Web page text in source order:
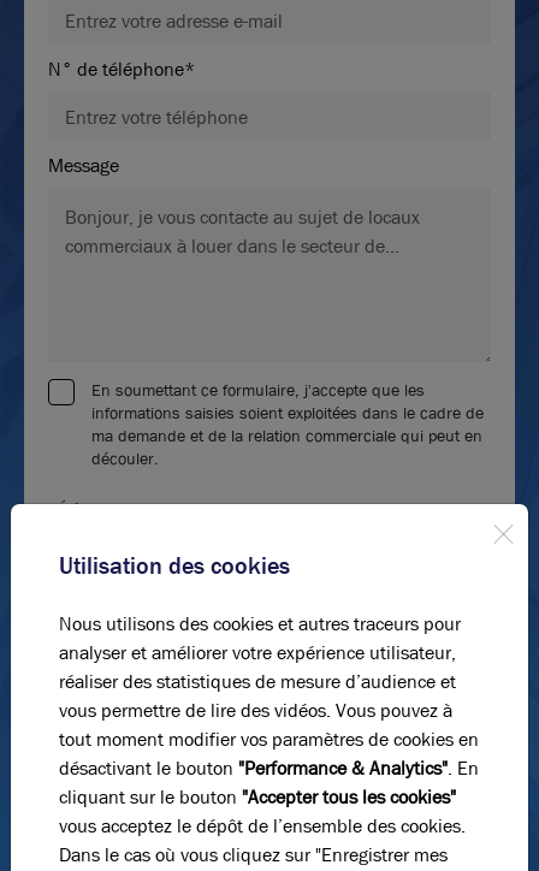
N° de téléphone*
Message
En soumettant ce formulaire, j'accepte que les
informations saisies soient exploitées dans le cadre de
ma demande et de la relation commerciale qui peut en
découler.
*Éléments obligatoires
Utilisation des cookies
Nous utilisons des cookies et autres traceurs pour
analyser et améliorer votre expérience utilisateur,
réaliser des statistiques de mesure d’audience et
vous permettre de lire des vidéos. Vous pouvez à
tout moment modifier vos paramètres de cookies en
désactivant le bouton "Performance & Analytics". En
cliquant sur le bouton "Accepter tous les cookies"
vous acceptez le dépôt de l’ensemble des cookies.
Dans le cas où vous cliquez sur "Enregistrer mes